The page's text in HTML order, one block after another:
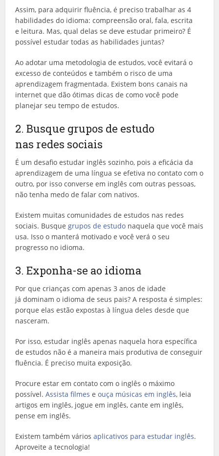
Assim, para adquirir fluência, é preciso trabalhar as 4
habilidades do idioma: compreensão oral, fala, escrita
e leitura. Mas, qual delas se deve estudar primeiro? É
possível estudar todas as habilidades juntas?
Ao adotar uma metodologia de estudos, você evitará o
excesso de conteúdos e também o risco de uma
aprendizagem fragmentada. Existem bons canais na
internet que dão ótimas dicas de como você pode
planejar seu tempo de estudos.
2. Busque grupos de estudo
nas redes sociais
É um desafio estudar inglês sozinho, pois a eficácia da
aprendizagem de uma língua se efetiva no contato com o
outro, por isso converse em inglês com outras pessoas,
não tenha medo de falar com nativos.
Existem muitas comunidades de estudos nas redes
sociais. Busquegrupos de estudo naquela que você mais
usa. Isso o manterá motivado e você verá o seu
progresso no idioma.
3. Exponha-se ao idioma
Por que crianças com apenas 3 anos de idade
já dominam o idioma de seus pais? A resposta é simples:
porque elas estão expostas à língua deles desde que
nasceram.
Por isso, estudar inglês apenas naquela hora específica
de estudos não é a maneira mais produtiva de conseguir
fluência. É preciso muita exposição.
Procure estar em contato com o inglês o máximo
possível.Assista filmes eouça músicas em inglês, leia
artigos em inglês, jogue em inglês, cante em inglês,
pense em inglês.
Existem também vários aplicativos para estudar inglês.
Aproveite a tecnologia!